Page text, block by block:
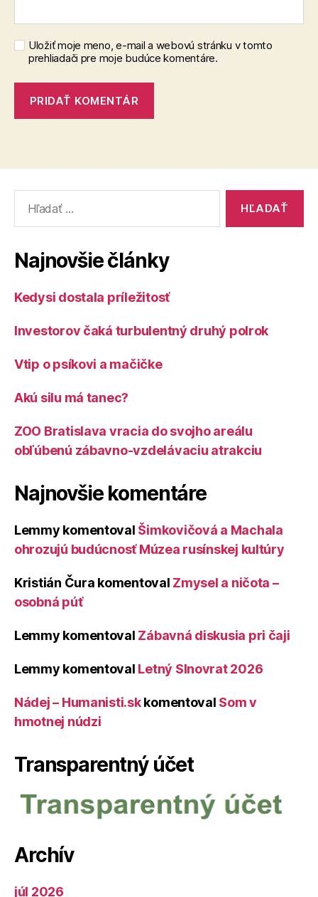
Uložiť moje meno, e-mail a webovú stránku v tomto
prehliadači pre moje budúce komentáre.
Najnovšie články
Kedysi dostala príležitosť
Investorov čaká turbulentný druhý polrok
Vtip o psíkovi a mačičke
Akú silu má tanec?
ZOO Bratislava vracia do svojho areálu
obľúbenú zábavno-vzdelávaciu atrakciu
Najnovšie komentáre
Lemmy komentoval Šimkovičová a Machala
ohrozujú budúcnosť Múzea rusínskej kultúry
Kristián Čura komentoval Zmysel a ničota –
osobná púť
Lemmy komentoval Zábavná diskusia pri čaji
Lemmy komentoval Letný Slnovrat 2026
Nádej – Humanisti.skkomentoval Som v
hmotnej núdzi
Transparentný účet
Archív
júl 2026